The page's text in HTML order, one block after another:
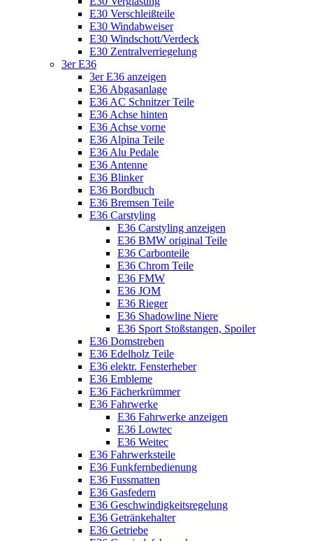
E30 Verschleißteile
E30 Windabweiser
E30 Windschott/Verdeck
E30 Zentralverriegelung
3er E36
3er E36 anzeigen
E36 Abgasanlage
E36 AC Schnitzer Teile
E36 Achse hinten
E36 Achse vorne
E36 Alpina Teile
E36 Alu Pedale
E36 Antenne
E36 Blinker
E36 Bordbuch
E36 Bremsen Teile
E36 Carstyling
E36 Carstyling anzeigen
E36 BMW original Teile
E36 Carbonteile
E36 Chrom Teile
E36 FMW
E36 JOM
E36 Rieger
E36 Shadowline Niere
E36 Sport Stoßstangen, Spoiler
E36 Domstreben
E36 Edelholz Teile
E36 elektr. Fensterheber
E36 Embleme
E36 Fächerkrümmer
E36 Fahrwerke
E36 Fahrwerke anzeigen
E36 Lowtec
E36 Weitec
E36 Fahrwerksteile
E36 Funkfernbedienung
E36 Fussmatten
E36 Gasfedern
E36 Geschwindigkeitsregelung
E36 Getränkehalter
E36 Getriebe